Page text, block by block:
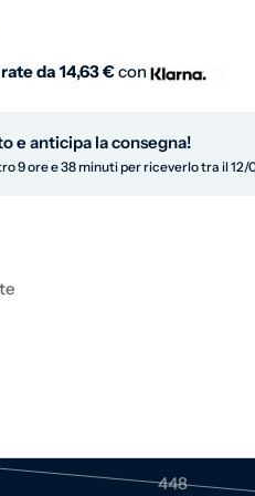
modalità modale
da14,63 €con
e anticipa la consegna!
9 ore e 38 minuti per riceverlo tra il 12/
448